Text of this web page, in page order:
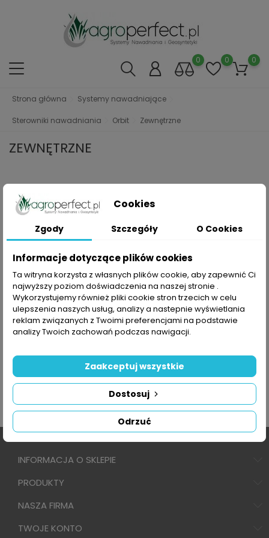
0 0 0
Strona główna Systemy nawadniające
Sterowniki nawadniania Orbit Zewnętrzne
ZEWNĘTRZNE
Przepraszamy za niedogodności.
Wyszukaj ponownie to co szukasz
INFORMACJA O SKLEPIE
PRODUKTY
NASZA FIRMA
TWOJE KONTO
Cookies
Zgody Szczegóły O Cookies
Informacje dotyczące plików cookies
Ta witryna korzysta z własnych plików cookie, aby zapewnić Ci
najwyższy poziom doświadczenia na naszej stronie .
Wykorzystujemy również pliki cookie stron trzecich w celu
ulepszenia naszych usług, analizy a nastepnie wyświetlania
reklam związanych z Twoimi preferencjami na podstawie
analizy Twoich zachowań podczas nawigacji.
Odrzuć
Dostosuj
Zaakceptuj wszystkie